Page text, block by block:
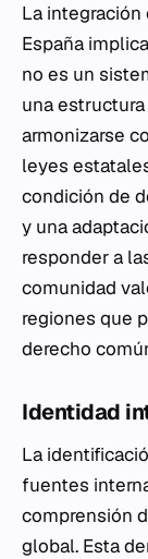
La
España
no es un
una
armonizarse
leyes
condición de
y una
responder a
comunidad
regiones que
derecho
Identidad
La
fuentes
comprensión
global. Esta